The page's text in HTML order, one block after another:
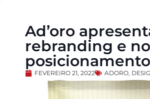
Ad’oro
rebranding e
posicionamento
FEVEREIRO 21, 2022 ADORO,